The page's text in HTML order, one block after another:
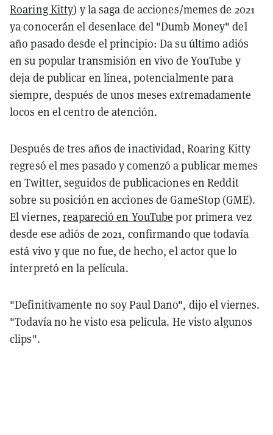
Roaring Kitty) y la saga de acciones/memes de 2021
ya conocerán el desenlace del "Dumb Money" del
año pasado desde el principio: Da su último adiós
en su popular transmisión en vivo de YouTube y
deja de publicar en línea, potencialmente para
siempre, después de unos meses extremadamente
locos en el centro de atención.
Después de tres años de inactividad, Roaring Kitty
regresó el mes pasado y comenzó a publicar memes
en Twitter, seguidos de publicaciones en Reddit
sobre su posición en acciones de GameStop (GME).
El viernes,reapareció en YouTube por primera vez
desde ese adiós de 2021, confirmando que todavía
está vivo y que no fue, de hecho, el actor que lo
interpretó en la película.
"Definitivamente no soy Paul Dano", dijo el viernes.
"Todavía no he visto esa película. He visto algunos
clips".